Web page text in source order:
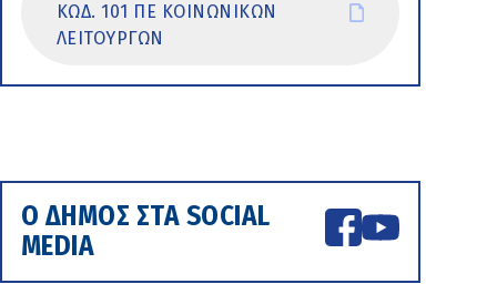
ΚΩΔ. 101 ΠΕ ΚΟΙΝΩΝΙΚΩΝ
ΛΕΙΤΟΥΡΓΩΝ
Ο ΔΗΜΟΣ ΣΤΑ SOCIAL
MEDIA